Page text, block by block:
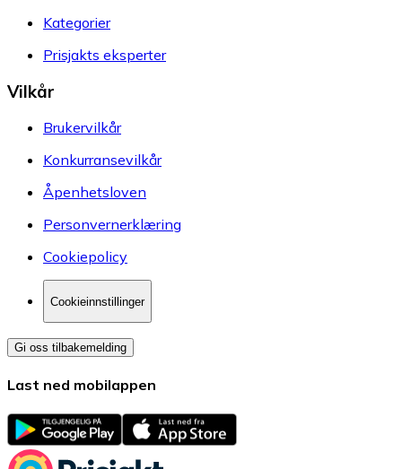
Kategorier
Prisjakts eksperter
Vilkår
Brukervilkår
Konkurransevilkår
Åpenhetsloven
Personvernerklæring
Cookiepolicy
Cookieinnstillinger
Gi oss tilbakemelding
Last ned mobilappen